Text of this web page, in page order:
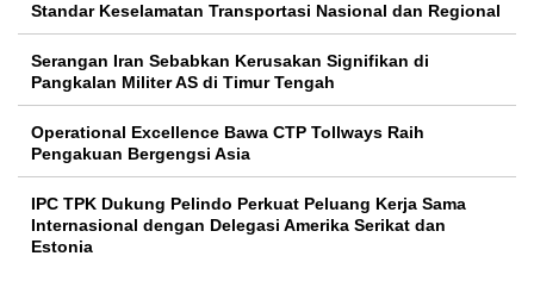
Standar Keselamatan Transportasi Nasional dan Regional
Serangan Iran Sebabkan Kerusakan Signifikan di
Pangkalan Militer AS di Timur Tengah
Operational Excellence Bawa CTP Tollways Raih
Pengakuan Bergengsi Asia
IPC TPK Dukung Pelindo Perkuat Peluang Kerja Sama
Internasional dengan Delegasi Amerika Serikat dan
Estonia